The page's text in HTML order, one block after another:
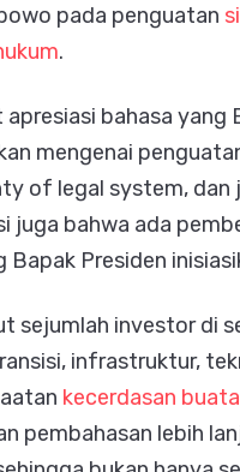
pada penguatan
.
apresiasi bahasa yang
mengenai
of legal system, dan
juga bahwa ada
Bapak Presiden
sejumlah investor di
infrastruktur,
kecerdasan
pembahasan lebih